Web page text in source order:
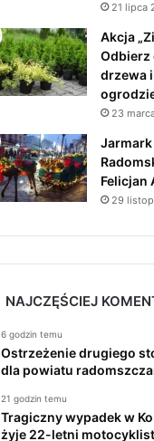
21 lipca
Akcja
Odbierz
drzewa
23
Felicjan
29
NAJCZĘŚCIEJ
6 godzin temu
Ostrzeżenie drugiego
dla powiatu
21 godzin temu
Tragiczny wypadek w
żyje 22-letni